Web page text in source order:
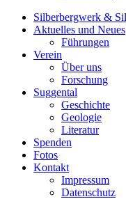
Silberbergwerk &
Aktuelles und Neues
Führungen
Verein
Über uns
Forschung
Suggental
Geschichte
Geologie
Literatur
Spenden
Fotos
Kontakt
Impressum
Datenschutz